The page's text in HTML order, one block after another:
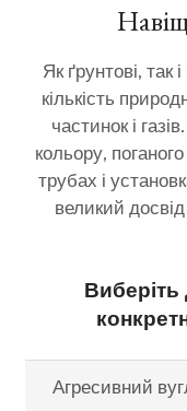
Як ґрунтові, так
кількість
частинок і
кольору, поганого
трубах і
великий
Виберіть
Агресивний